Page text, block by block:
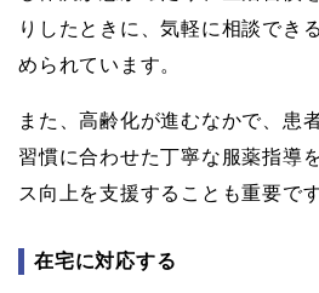
りしたときに、気軽に相談でき
められています。
また、高齢化が進むなかで、患
習慣に合わせた丁寧な服薬指導
ス向上を支援することも重要です
在宅に対応する